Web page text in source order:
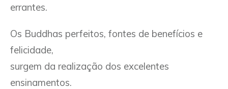
errantes.
Os Buddhas perfeitos, fontes de benefícios e
felicidade,
surgem da realização dos excelentes
ensinamentos.